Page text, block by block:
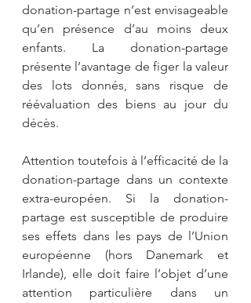
donation-partage n’est envisageable
qu’en présence d’au moins deux
enfants. La donation-partage
présente l’avantage de figer la valeur
des lots donnés, sans risque de
réévaluation des biens au jour du
décès.
Attention toutefois à l’efficacité de la
donation-partage dans un contexte
extra-européen. Si la donation-
partage est susceptible de produire
ses effets dans les pays de l’Union
européenne (hors Danemark et
Irlande), elle doit faire l’objet d’une
attention particulière dans un